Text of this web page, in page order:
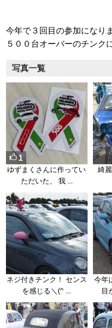
今年で３回目の参加になり
５００台オーバーのチンク
写真一覧
1
ゆずまくさんに作ってい
ただいた、 我 ...
綺
ネジ付きチンク！ センス
を感じる＼(^ ...
今年
目